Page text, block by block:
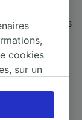
qui nous
cookies
sur un
votre
en